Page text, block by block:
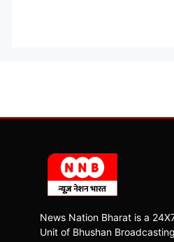
News Nation Bharat is a
Unit of Bhushan